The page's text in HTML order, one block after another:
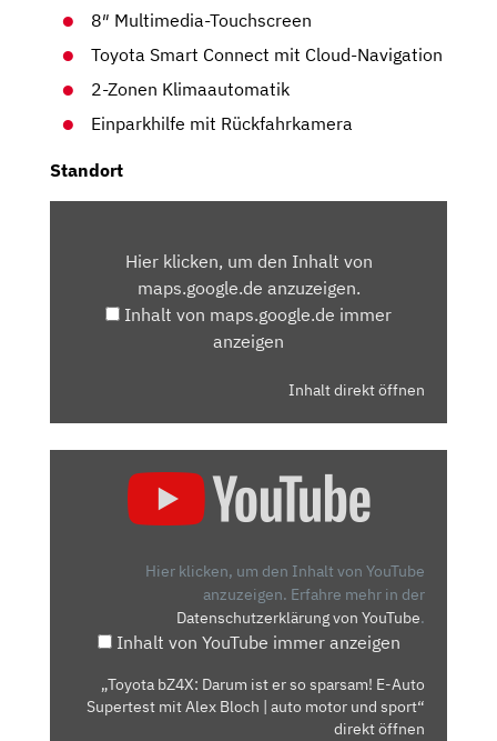
8″ Multimedia-Touchscreen
Toyota Smart Connect mit Cloud-Navigation
2-Zonen Klimaautomatik
Einparkhilfe mit Rückfahrkamera
Standort
MAPS.GOOGLE.DEHier klicken, um den Inhalt von
maps.google.de anzuzeigen.
Inhalt von maps.google.de immer
anzeigen
Inhalt direkt öffnen
SUPERTEST
Hier klicken, um den Inhalt von YouTube
anzuzeigen. Erfahre mehr in der
Datenschutzerklärung von YouTube.
Inhalt von YouTube immer anzeigen
„Toyota bZ4X: Darum ist er so sparsam! E-Auto
Supertest mit Alex Bloch | auto motor und sport“
direkt öffnen